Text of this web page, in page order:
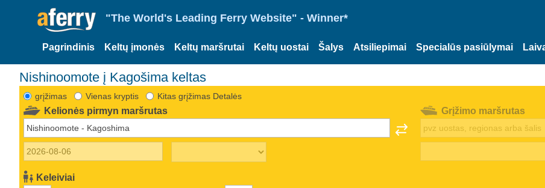
"The World's Leading Ferry Website" - Winner*
Pagrindinis Keltų įmonės Keltų maršrutai Keltų uostai Šalys Atsiliepimai Specialūs pasiūlymai
Nishinoomote į Kagošima keltas
grįžimas Vienas kryptis Kitas grįžimas Detalės
Kelionės pirmyn maršrutas
Keleiviai
Grįžimo maršrutas